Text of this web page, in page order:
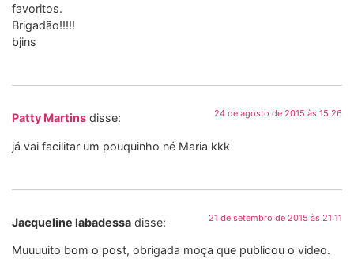
favoritos.
Brigadão!!!!!
bjins
Patty Martins disse: 24 de agosto de 2015 às 15:26
já vai facilitar um pouquinho né Maria kkk
Jacqueline labadessa disse: 21 de setembro de 2015 às 21:11
Muuuuito bom o post, obrigada moça que publicou o video.